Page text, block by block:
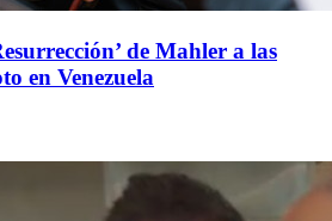
de Mahler a las
en Venezuela